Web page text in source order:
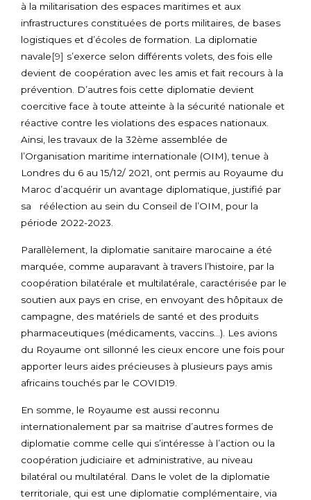
à la militarisation des espaces maritimes et aux
infrastructures constituées de ports militaires, de bases
logistiques et d’écoles de formation. La diplomatie
navale[9] s’exerce selon différents volets, des fois elle
devient de coopération avec les amis et fait recours à la
prévention. D’autres fois cette diplomatie devient
coercitive face à toute atteinte à la sécurité nationale et
réactive contre les violations des espaces nationaux.
Ainsi, les travaux de la 32ème assemblée de
l’Organisation maritime internationale (OIM), tenue à
Londres du 6 au 15/12/ 2021, ont permis au Royaume du
Maroc d’acquérir un avantage diplomatique, justifié par
sa réélection au sein du Conseil de l’OIM, pour la
période 2022-2023.
Parallèlement, la diplomatie sanitaire marocaine a été
marquée, comme auparavant à travers l’histoire, par la
coopération bilatérale et multilatérale, caractérisée par le
soutien aux pays en crise, en envoyant des hôpitaux de
campagne, des matériels de santé et des produits
pharmaceutiques (médicaments, vaccins…). Les avions
du Royaume ont sillonné les cieux encore une fois pour
apporter leurs aides précieuses à plusieurs pays amis
africains touchés par le COVID19.
En somme, le Royaume est aussi reconnu
internationalement par sa maitrise d’autres formes de
diplomatie comme celle qui s’intéresse à l’action ou la
coopération judiciaire et administrative, au niveau
bilatéral ou multilatéral. Dans le volet de la diplomatie
territoriale, qui est une diplomatie complémentaire, via